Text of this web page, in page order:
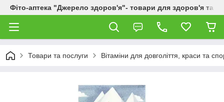
Фіто-аптека "Джерело здоров'я"- товари для здоров'я та
Товари та послуги Вітаміни для довголіття, краси та